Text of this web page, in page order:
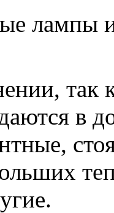
лампы
так
в